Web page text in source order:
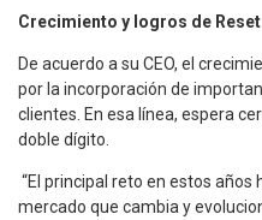
Crecimiento y logros de Reset
De acuerdo a su CEO, el
por la incorporación de
clientes. En esa línea, espera
doble dígito.
“El principal reto en estos años
mercado que cambia y